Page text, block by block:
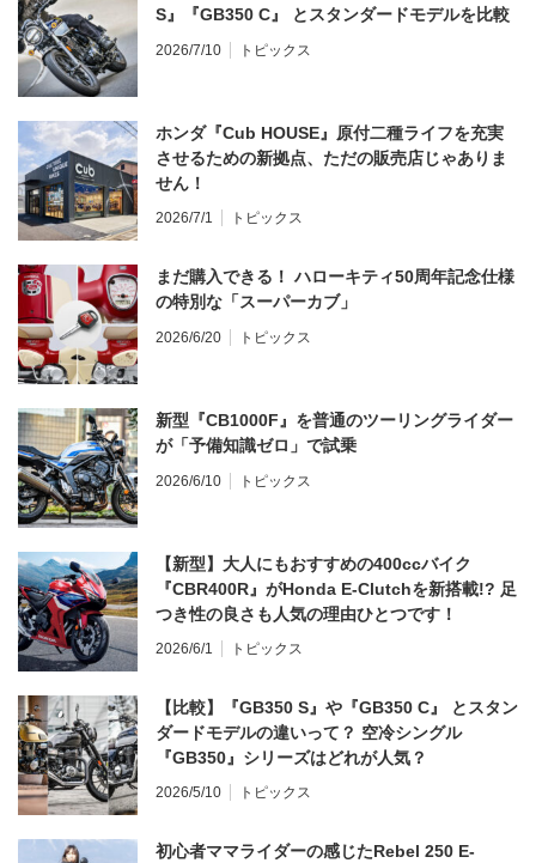
S』『GB350 C』 とスタンダードモデルを比較
2026/7/10 トピックス
ホンダ『Cub HOUSE』原付二種ライフを充実
させるための新拠点、ただの販売店じゃありま
せん！
2026/7/1 トピックス
まだ購入できる！ ハローキティ50周年記念仕様
の特別な「スーパーカブ」
2026/6/20 トピックス
新型『CB1000F』を普通のツーリングライダー
が「予備知識ゼロ」で試乗
2026/6/10 トピックス
【新型】大人にもおすすめの400ccバイク
『CBR400R』がHonda E-Clutchを新搭載!? 足
つき性の良さも人気の理由ひとつです！
2026/6/1 トピックス
【比較】『GB350 S』や『GB350 C』 とスタン
ダードモデルの違いって？ 空冷シングル
『GB350』シリーズはどれが人気？
2026/5/10 トピックス
初心者ママライダーの感じたRebel 250 E-